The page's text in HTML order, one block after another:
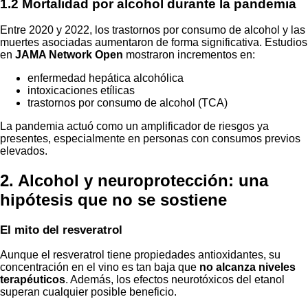
1.2 Mortalidad por alcohol durante la pandemia
Entre 2020 y 2022, los trastornos por consumo de alcohol y las
muertes asociadas aumentaron de forma significativa. Estudios
en JAMA Network Open mostraron incrementos en:
enfermedad hepática alcohólica
intoxicaciones etílicas
trastornos por consumo de alcohol (TCA)
La pandemia actuó como un amplificador de riesgos ya
presentes, especialmente en personas con consumos previos
elevados.
2. Alcohol y neuroprotección: una
hipótesis que no se sostiene
El mito del resveratrol
Aunque el resveratrol tiene propiedades antioxidantes, su
concentración en el vino es tan baja que no alcanza niveles
terapéuticos. Además, los efectos neurotóxicos del etanol
superan cualquier posible beneficio.